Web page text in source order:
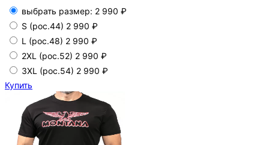
выбрать размер: 2 990 ₽
S (рос.44) 2 990 ₽
L (рос.48) 2 990 ₽
2XL (рос.52) 2 990 ₽
3XL (рос.54) 2 990 ₽
Купить